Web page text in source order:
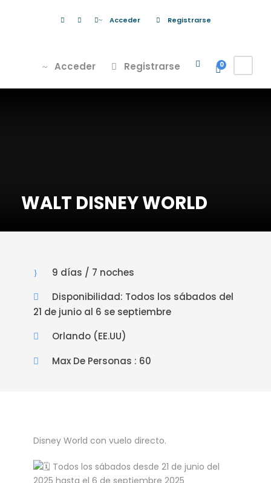
Acceder Registrarse
Acceder Registrarse 0
WALT DISNEY WORLD
9 días / 7 noches
Disponibilidad: Todos los sábados del
21 de junio al 6 se septiembre
Orlando (EE.UU)
Max De Personas : 60
Disney World con vuelo directo.
Todos los sábados desde 21 de junio del
2025 hasta el 6 de septiembre 2025